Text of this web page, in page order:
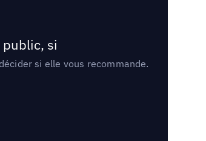
public, si
si elle vous recommande.